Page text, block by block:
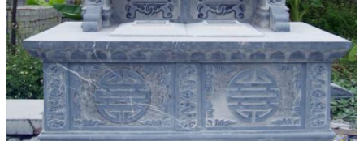
Tranh Đá Granite Đối Xứng
Tranh Đá Xuyên Sáng Onyx
Đá Nội Thất
Chậu Lavabo Đá
Mặt Bàn Lavabo Đá